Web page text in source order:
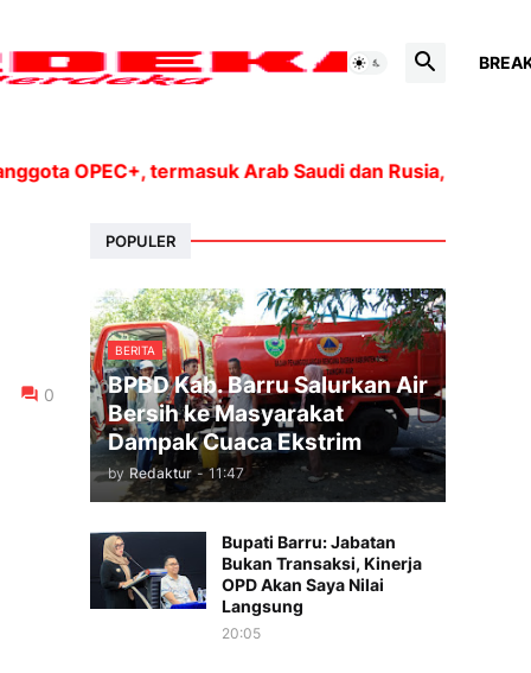
OPEC+, termasuk Arab Saudi dan Rusia, akan
0
POPULER
BERITA
BPBD Kab. Barru Salurkan Air
Bersih ke Masyarakat
Dampak Cuaca Ekstrim
by Redaktur - 11:47
Bupati Barru: Jabatan
Bukan Transaksi, Kinerja
OPD Akan Saya Nilai
Langsung
20:05